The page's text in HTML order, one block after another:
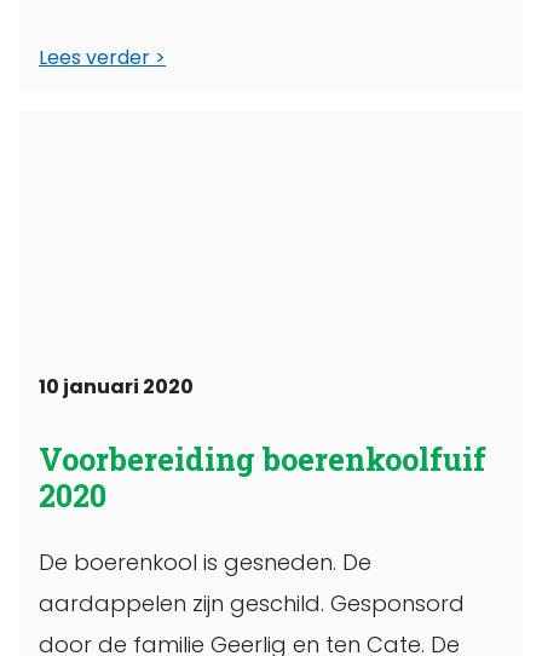
Lees verder
10 januari 2020
Voorbereiding boerenkoolfuif
2020
De boerenkool is gesneden. De
aardappelen zijn geschild. Gesponsord
door de familie Geerlig en ten Cate. De